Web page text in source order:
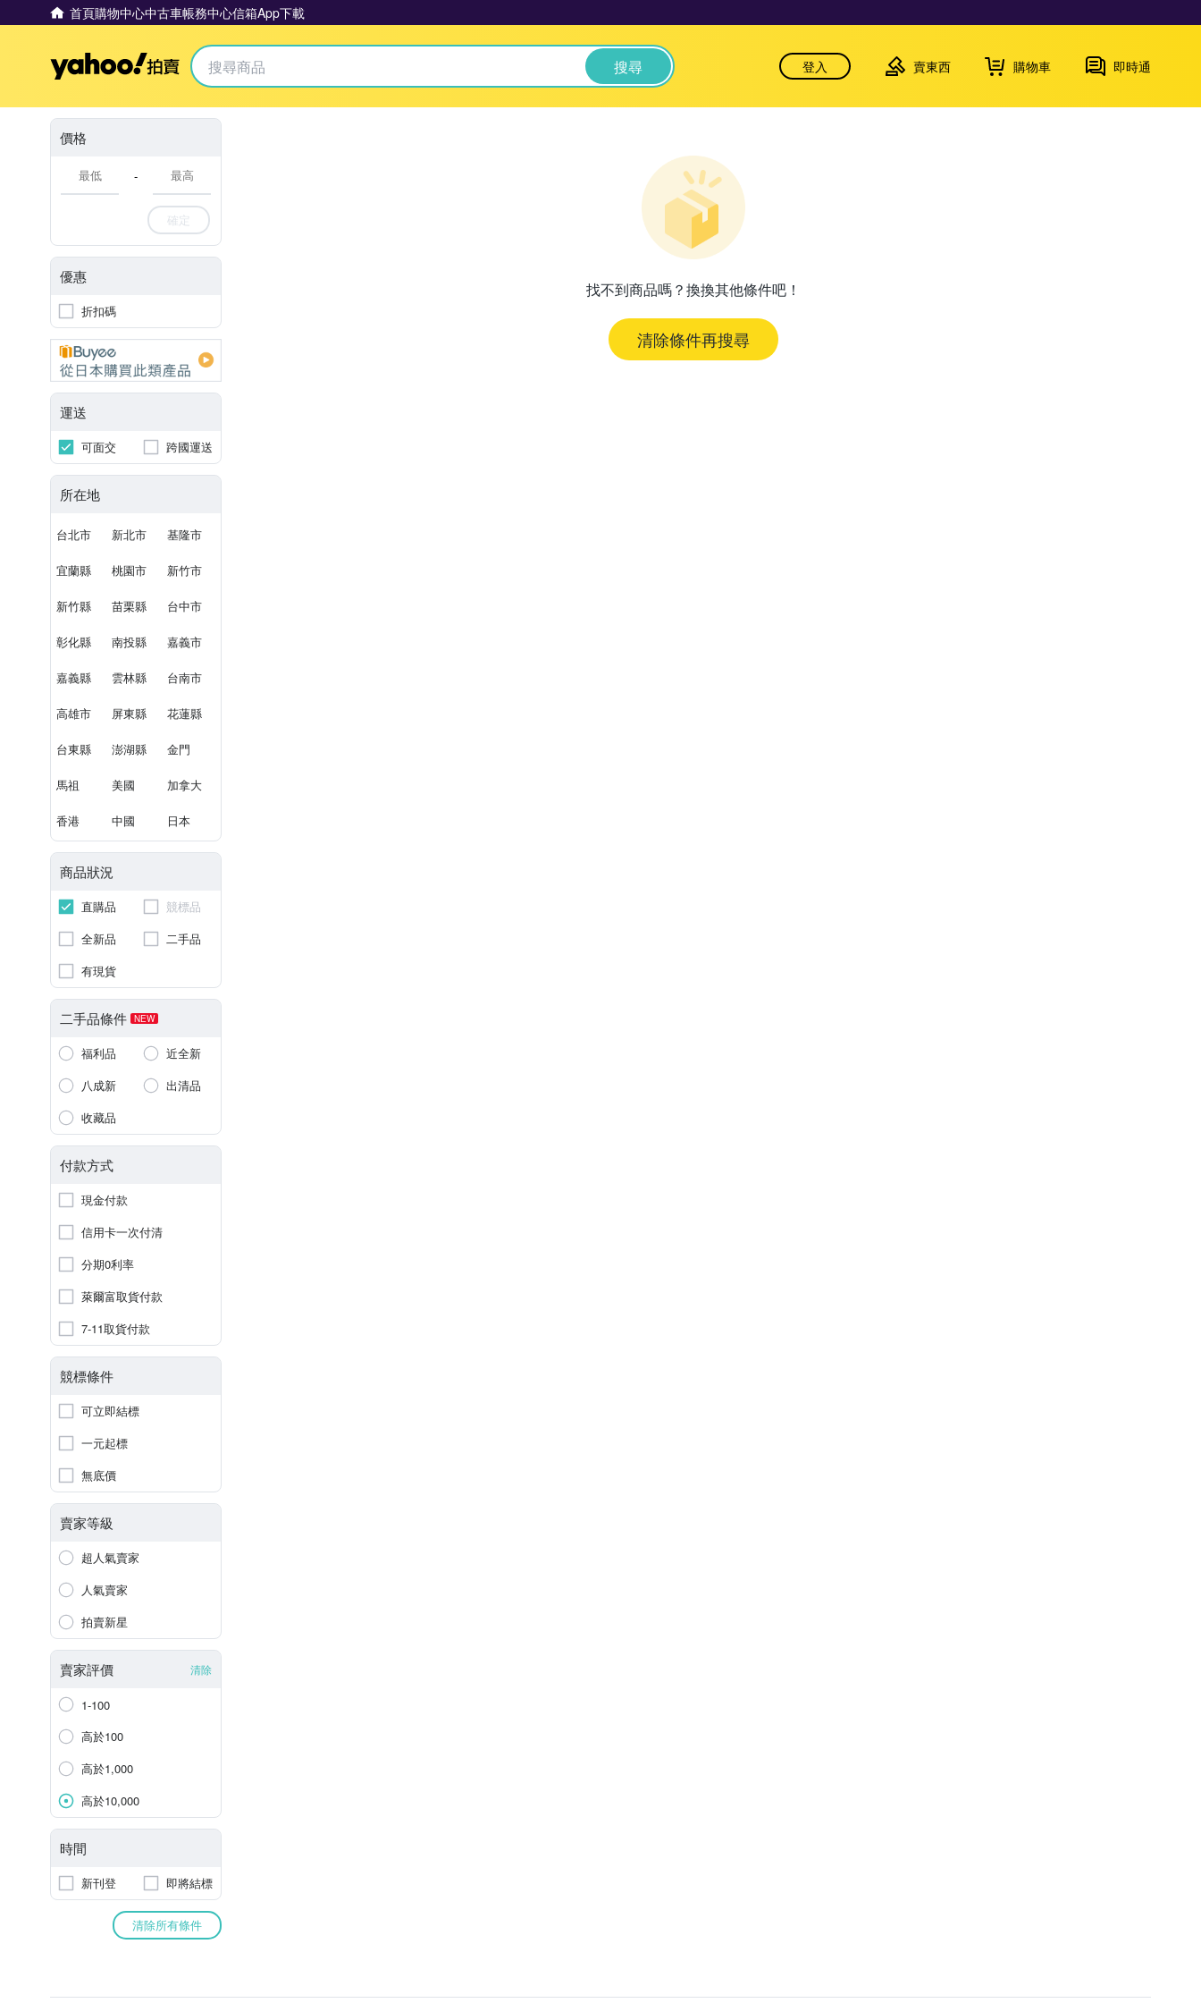
首頁購物中心中古車帳務中心信箱App下載
Yahoo拍賣 搜尋 登入 賣東西 購物車 即時通
價格
-
確定
優惠
折扣碼
運送
可面交 跨國運送
所在地
台北市 新北市 基隆市
宜蘭縣 桃園市 新竹市
新竹縣 苗栗縣 台中市
彰化縣 南投縣 嘉義市
嘉義縣 雲林縣 台南市
高雄市 屏東縣 花蓮縣
台東縣 澎湖縣 金門
馬祖 美國 加拿大
香港 中國 日本
商品狀況
直購品
競標品
全新品
二手品
有現貨
二手品條件 NEW
福利品
近全新
八成新
出清品
收藏品
付款方式
現金付款
信用卡一次付清
分期0利率
萊爾富取貨付款
7-11取貨付款
競標條件
可立即結標
一元起標
無底價
賣家等級
超人氣賣家
人氣賣家
拍賣新星
賣家評價 清除
1-100
高於100
高於1,000
高於10,000
時間
新刊登 即將結標
清除所有條件
找不到商品嗎？換換其他條件吧！
清除條件再搜尋